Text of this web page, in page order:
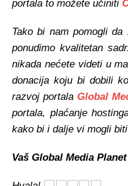
portala to možete učiniti
Tako bi nam pomogli
ponudimo kvalitetan
nikada nećete videti u
donacija koju bi dobili
razvoj portala Global
portala, plaćanje
kako bi i dalje vi mogli
Vaš Global Media